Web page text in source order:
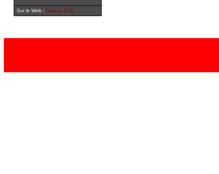
Sur le Web : Dossier SUD